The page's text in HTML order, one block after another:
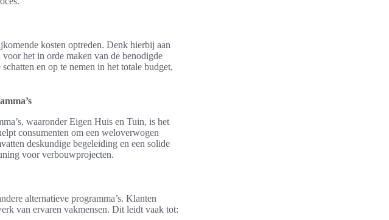
kosten optreden. Denk hierbij aan
het in orde maken van de benodigde
en op te nemen in het totale budget,
waaronder Eigen Huis en Tuin, is het
consumenten om een weloverwogen
deskundige begeleiding en een solide
voor verbouwprojecten.
alternatieve programma’s. Klanten
van ervaren vakmensen. Dit leidt vaak tot: